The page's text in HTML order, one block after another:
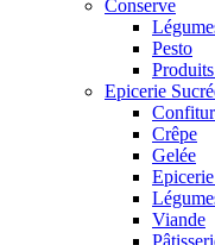
Conserve
Pesto
Epicerie
Crêpe
Gelée
Viande